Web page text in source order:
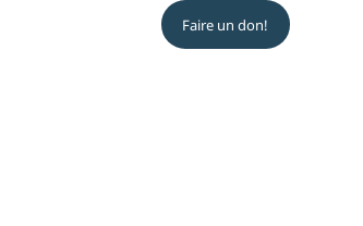
Faire un don!